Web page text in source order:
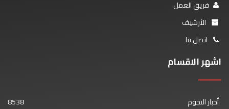
فريق العمل
الأرشيف
اتصل بنا
اشهر الاقسام
أخبار النجوم
8538